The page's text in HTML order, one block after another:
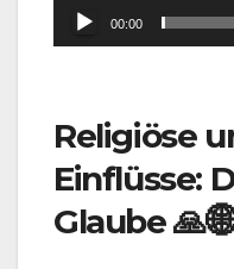
00:00
Religiöse
Einflüsse:
Glaube